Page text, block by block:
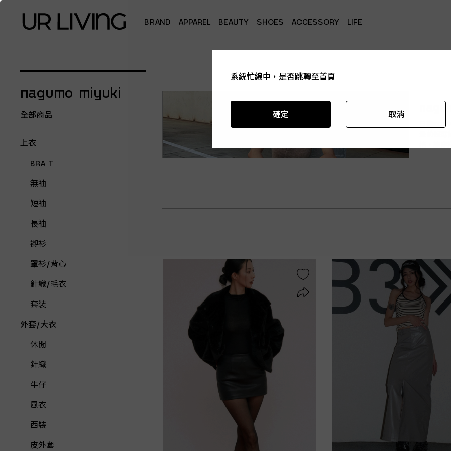
BRAND APPAREL BEAUTY SHOES ACCESSORY LIFE
nagumo miyuki
全部商品
上衣
BRA T
無袖
短袖
長袖
襯衫
罩衫/背心
針織/毛衣
套裝
外套/大衣
休閒
針織
牛仔
風衣
西裝
皮外套
系統忙線中，是否跳轉至首頁
確定 取消
系統忙線中，是否跳轉至首頁
確定 取消
系統忙線中，是否跳轉至首頁
確定 取消
系統忙線中，是否跳轉至首頁
確定 取消
系統忙線中，是否跳轉至首頁
確定 取消